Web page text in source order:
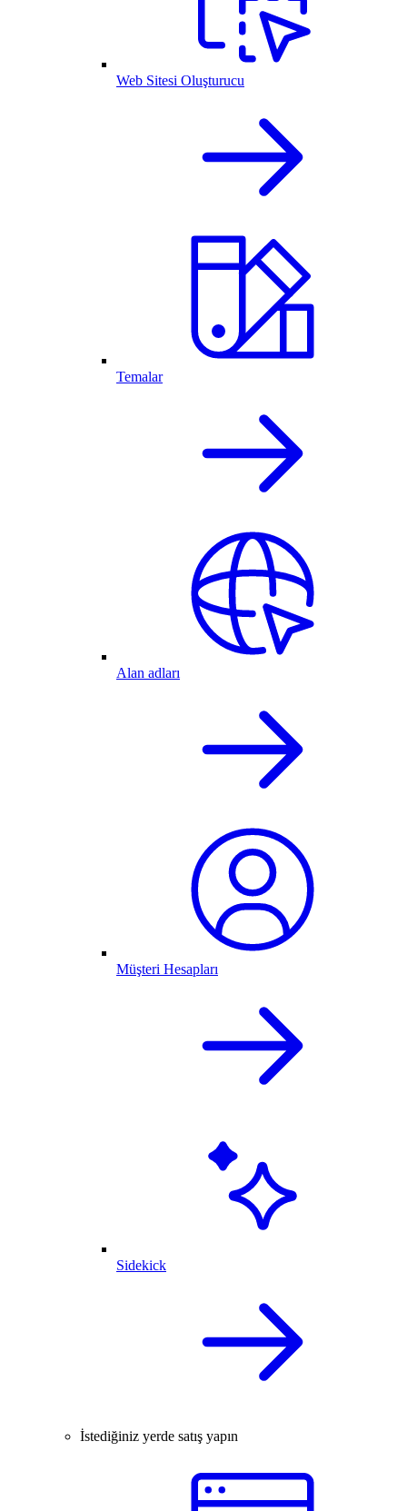
Web Sitesi Oluşturucu
Temalar
Alan adları
Müşteri Hesapları
Sidekick
İstediğiniz yerde satış yapın